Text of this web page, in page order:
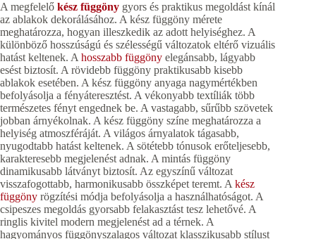
A megfelelő kész függöny gyors és praktikus megoldást kínál
az ablakok dekorálásához. A kész függöny mérete
meghatározza, hogyan illeszkedik az adott helyiséghez. A
különböző hosszúságú és szélességű változatok eltérő vizuális
hatást keltenek. Ahosszabb függöny elegánsabb, lágyabb
esést biztosít. A rövidebb függöny praktikusabb kisebb
ablakok esetében. A kész függöny anyaga nagymértékben
befolyásolja a fényáteresztést. A vékonyabb textíliák több
természetes fényt engednek be. A vastagabb, sűrűbb szövetek
jobban árnyékolnak. A kész függöny színe meghatározza a
helyiség atmoszféráját. A világos árnyalatok tágasabb,
nyugodtabb hatást keltenek. A sötétebb tónusok erőteljesebb,
karakteresebb megjelenést adnak. A mintás függöny
dinamikusabb látványt biztosít. Az egyszínű változat
visszafogottabb, harmonikusabb összképet teremt. Akész
függöny rögzítési módja befolyásolja a használhatóságot. A
csipeszes megoldás gyorsabb felakasztást tesz lehetővé. A
ringlis kivitel modern megjelenést ad a térnek. A
hagyományos függönyszalagos változat klasszikusabb stílust